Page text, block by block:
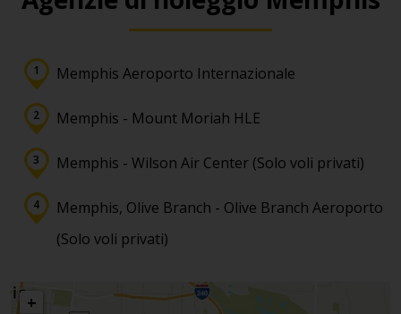
Memphis Aeroporto Internazionale
Memphis - Mount Moriah HLE
Memphis - Wilson Air Center (Solo voli privati)
Memphis, Olive Branch - Olive Branch Aeroporto
(Solo voli privati)
+